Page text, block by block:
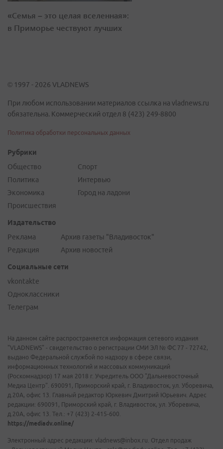
«Семья – это целая вселенная»:
в Приморье чествуют лучших
© 1997 - 2026 VLADNEWS
При любом использовании материалов ссылка на vladnews.ru
обязательна. Коммерческий отдел 8 (423) 249-8800
Политика обработки персональных данных
Рубрики
Общество
Политика
Экономика
Происшествия
Спорт
Интервью
Город на ладони
Издательство
Реклама
Редакция
Архив газеты "Владивосток"
Архив новостей
Социальные сети
vkontakte
Одноклассники
Телеграм
На данном сайте распространяется информация сетевого издания
"VLADNEWS" - свидетельство о регистрации СМИ ЭЛ № ФС 77 - 72742,
выдано Федеральной службой по надзору в сфере связи,
информационных технологий и массовых коммуникаций
(Роскомнадзор) 17 мая 2018 г. Учредитель ООО "Дальневосточный
Медиа Центр". 690091, Приморский край, г. Владивосток, ул. Уборевича,
д.20А, офис 13. Главный редактор Юркевич Дмитрий Юрьевич. Адрес
редакции: 690091, Приморский край, г. Владивосток, ул. Уборевича,
д.20А, офис 13. Тел.: +7 (423) 2-415-600.
https://mediadv.online/
Электронный адрес редакции: vladnews@inbox.ru. Отдел продаж